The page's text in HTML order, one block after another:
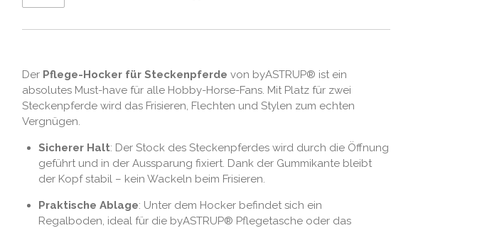
Der Pflege-Hocker für Steckenpferde von byASTRUP® ist ein
absolutes Must-have für alle Hobby-Horse-Fans. Mit Platz für zwei
Steckenpferde wird das Frisieren, Flechten und Stylen zum echten
Vergnügen.
Sicherer Halt: Der Stock des Steckenpferdes wird durch die Öffnung
geführt und in der Aussparung fixiert. Dank der Gummikante bleibt
der Kopf stabil – kein Wackeln beim Frisieren.
Praktische Ablage: Unter dem Hocker befindet sich ein
Regalboden, ideal für die byASTRUP® Pflegetasche oder das